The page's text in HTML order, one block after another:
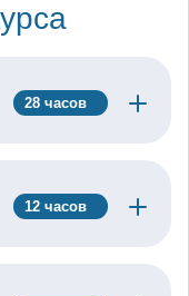
28 часов
12 часов